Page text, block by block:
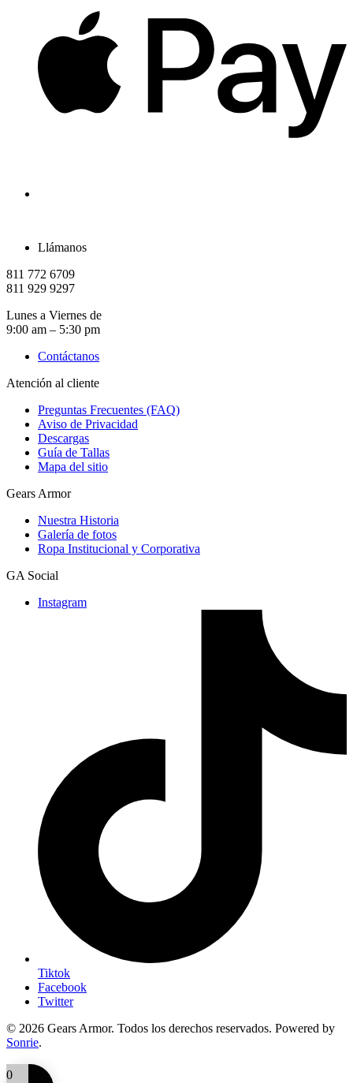
Llámanos
811 772 6709
811 929 9297
Lunes a Viernes de
9:00 am – 5:30 pm
Contáctanos
Atención al cliente
Preguntas Frecuentes (FAQ)
Aviso de Privacidad
Descargas
Guía de Tallas
Mapa del sitio
Gears Armor
Nuestra Historia
Galería de fotos
Ropa Institucional y Corporativa
GA Social
Instagram
Tiktok
Facebook
Twitter
© 2026 Gears Armor. Todos los derechos reservados. Powered by
Sonrie.
0